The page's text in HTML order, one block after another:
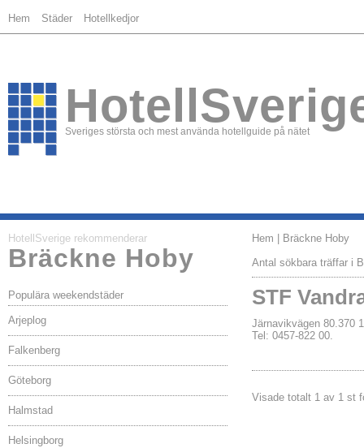
Hem Städer Hotellkedjor
Sveriges största och mest använda hotellguide på nätet
HotellSverige rekommenderar
Bräckne Hoby
Populära weekendstäder
Arjeplog
Falkenberg
Göteborg
Halmstad
Helsingborg
Hem | Bräckne Hoby
Antal sökbara träffar i
STF
Järnavikvägen 80.370
Tel: 0457-822 00.
Visade totalt 1 av 1 st